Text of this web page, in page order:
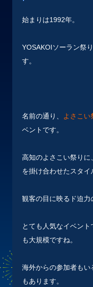
始まりは1992年。
YOSAKOIソーラン祭
す。
名前の通り、 よさこい
ベントです。
高知のよさこい祭り
を掛け合わせたスタイ
観客の目に映るド迫力
とても人気なイベント
も大規模ですね。
海外からの参加者もい
もあります。